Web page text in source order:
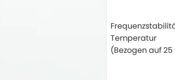
Temperatur
(Bezogen auf 25